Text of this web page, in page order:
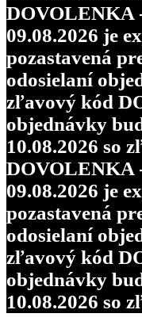
DOVOLENKA
09.08.2026 je
pozastavená
odosielaní
zľavový kód
objednávky
10.08.2026 so
DOVOLENKA
09.08.2026 je
pozastavená
odosielaní
zľavový kód
objednávky
10.08.2026 so